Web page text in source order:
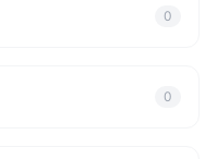
0
0